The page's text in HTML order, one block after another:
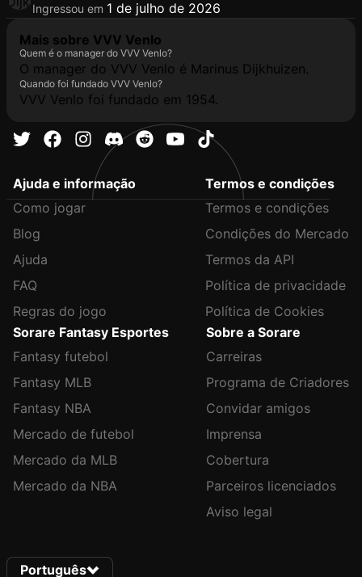
Ingressou em 1 de julho de 2026
Mais sobre VVV Venlo
Quem é o manager do VVV Venlo?
O manager do VVV Venlo é Marinus Dijkhuizen.
Quando foi fundado VVV Venlo?
VVV Venlo foi fundado em 1954.
Ajuda e informação
Como jogar
Blog
Ajuda
FAQ
Regras do jogo
Termos e condições
Termos e condições
Condições do Mercado
Termos da API
Política de privacidade
Política de Cookies
Sorare Fantasy Esportes
Fantasy futebol
Fantasy MLB
Fantasy NBA
Mercado de futebol
Mercado da MLB
Mercado da NBA
Sobre a Sorare
Carreiras
Programa de Criadores
Convidar amigos
Imprensa
Cobertura
Parceiros licenciados
Aviso legal
Português